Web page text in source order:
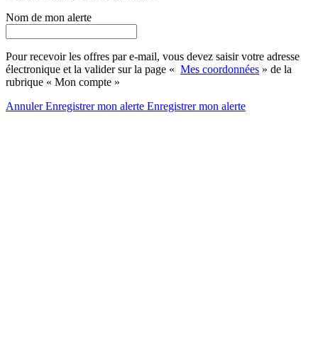
Nom de mon alerte
Pour recevoir les offres par e-mail, vous devez saisir votre adresse
électronique et la valider sur la page « Mes coordonnées » de la
rubrique « Mon compte »
AnnulerEnregistrer mon alerte Enregistrermon alerte